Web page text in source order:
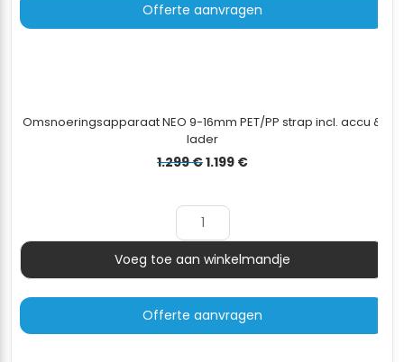
Offerte aanvragen
Omsnoeringsapparaat NEO 9-16mm PET/PP strap incl. accu &
lader
1.299€Oorspronkelijke
1.199 €Huidige
Aantal
Voeg toe aan winkelmandje
Offerte aanvragen